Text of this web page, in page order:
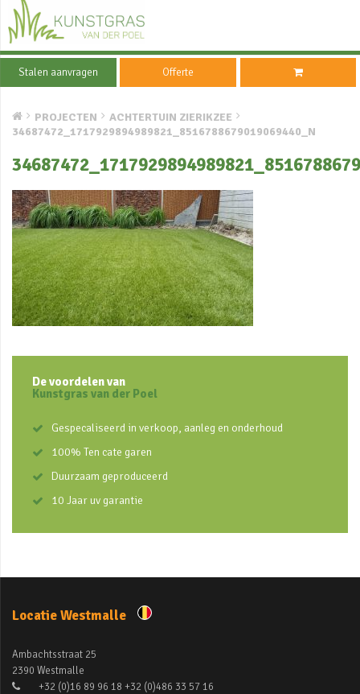
Stalen aanvragen Offerte
PROJECTEN
ACHTERTUIN ZIERIKZEE
34687472_1717929894989821_8516788679019069440_N
De voordelen van
Kunstgras van der Poel
Gespecaliseerd in verkoop, aanleg en onderhoud
100% Ten cate garen
Duurzaam geproduceerd
10 Jaar uv garantie
Locatie Westmalle
Ambachtsstraat 25
2390 Westmalle
+32 (0)16 89 96 18 +32 (0)486 33 57 16